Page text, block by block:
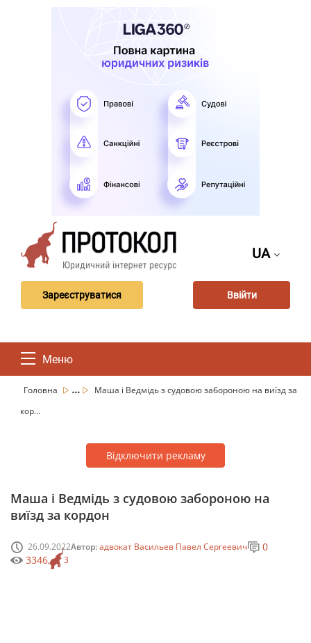
UA
Зареєструватися Ввійти
Меню
Головна ...
Маша і Ведмідь з судовою забороною на виїзд за
кор...
Відключити рекламу
Маша і Ведмідь з судовою забороною на
виїзд за кордон
26.09.2022Автор:адвокат Васильев Павел Сергеевич
3
0
3346